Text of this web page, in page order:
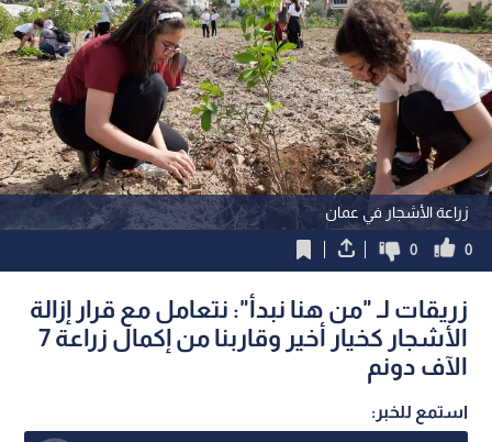
زراعة الأشجار في عمان
0
0
زريقات لـ "من هنا نبدأ": نتعامل مع قرار إزالة
الأشجار كخيار أخير وقاربنا من إكمال زراعة 7
الآف دونم
استمع للخبر: